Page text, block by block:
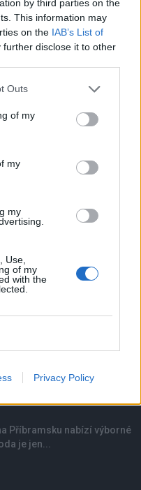
by third parties on the
This information may
on the IAB’s List of
further disclose it to other
Outs
of my
my
my
Use,
of my
with the
Privacy Policy
Nabídne hudbu,
Příbramsku nabízí výborné
je jen...